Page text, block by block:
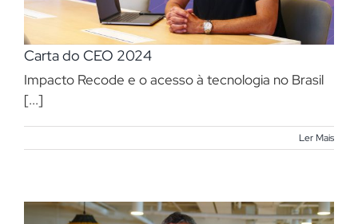
Carta do CEO 2024
Impacto Recode e o acesso à tecnologia no Brasil
[...]
Ler Mais